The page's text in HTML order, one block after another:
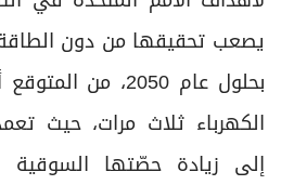
يصعب تحقيقها من دون الطاقة
بحلول عام 2050،
الكهرباء ثلاث مرات، حيث
إلى زيادة حصّتها السوقية